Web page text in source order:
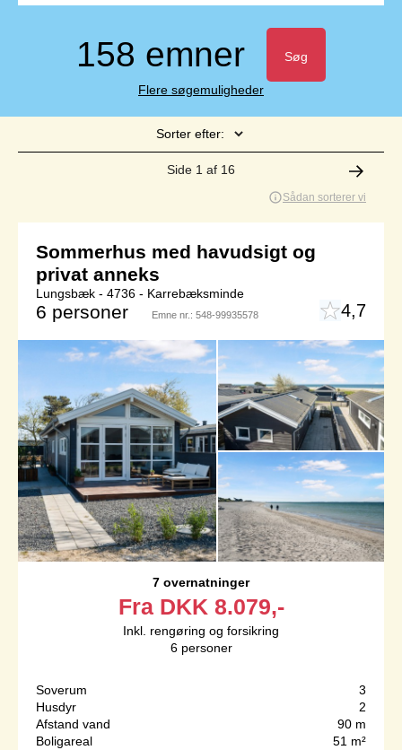
158 emner Søg
Flere søgemuligheder
Sorter efter:
Side 1 af 16
Sådan sorterer vi
Sommerhus med havudsigt og
privat anneks
Lungsbæk - 4736 - Karrebæksminde
6 personer Emne nr.: 548-99935578 4,7
7 overnatninger
Fra DKK 8.079,-
Inkl. rengøring og forsikring
6 personer
Soverum
3
Husdyr
2
Afstand vand
90 m
Boligareal
51 m²